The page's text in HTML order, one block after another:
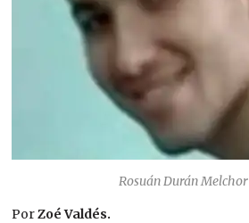
Rosuán Durán Melchor
PorZoé Valdés.